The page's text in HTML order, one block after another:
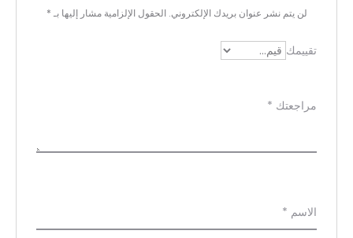
ج
ا
ت
لن يتم نشر عنوان بريدك الإلكتروني. الحقول الإلزامية مشار إليها بـ *
تقييمك
مراجعتك *
الاسم *